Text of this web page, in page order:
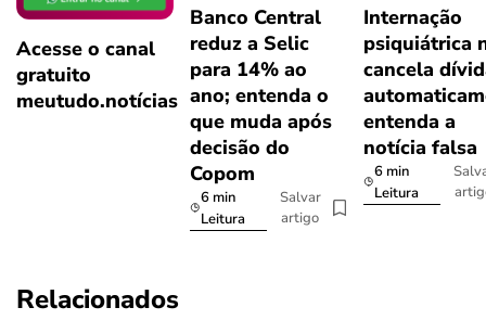
Acesse o canal
gratuito
meutudo.notícias
Banco Central
reduz a Selic
para 14% ao
ano; entenda o
que muda após
decisão do
Copom
6 min
Leitura
Salvar
artigo
Internação
psiquiátrica
cancela
entenda a
notícia falsa
6 min
Leitura
Relacionados